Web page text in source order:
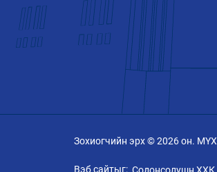
Зохиогчийн эрх © 2026 он.
Вэб сайтыг: Содонсолушн ХХК